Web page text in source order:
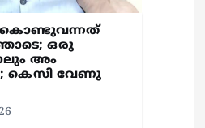
കൊണ്ടുവന്നത്
ഒരു
അം​
കെസി വേണു​